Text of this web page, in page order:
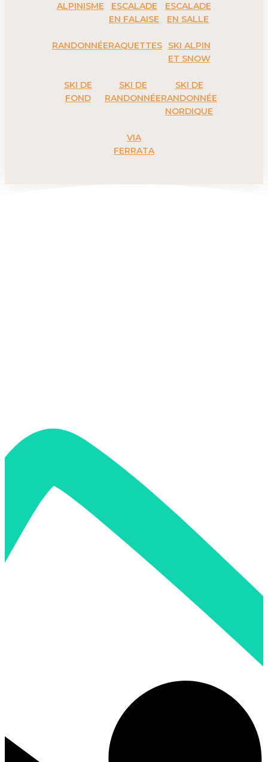
ALPINISME
ESCALADE
EN FALAISE
ESCALADE
EN SALLE
RANDONNÉERAQUETTES
SKI ALPIN
ET SNOW
SKI DE
FOND
SKI DE
RANDONNÉE
SKI DE
RANDONNÉE
NORDIQUE
VIA
FERRATA